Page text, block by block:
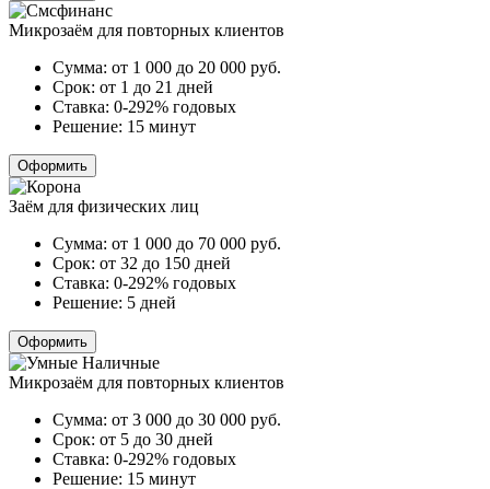
Микрозаём для повторных клиентов
Сумма: от 1 000 до 20 000 руб.
Срок: от 1 до 21 дней
Ставка: 0-292% годовых
Решение: 15 минут
Оформить
Заём для физических лиц
Сумма: от 1 000 до 70 000 руб.
Срок: от 32 до 150 дней
Ставка: 0-292% годовых
Решение: 5 дней
Оформить
Микрозаём для повторных клиентов
Сумма: от 3 000 до 30 000 руб.
Срок: от 5 до 30 дней
Ставка: 0-292% годовых
Решение: 15 минут